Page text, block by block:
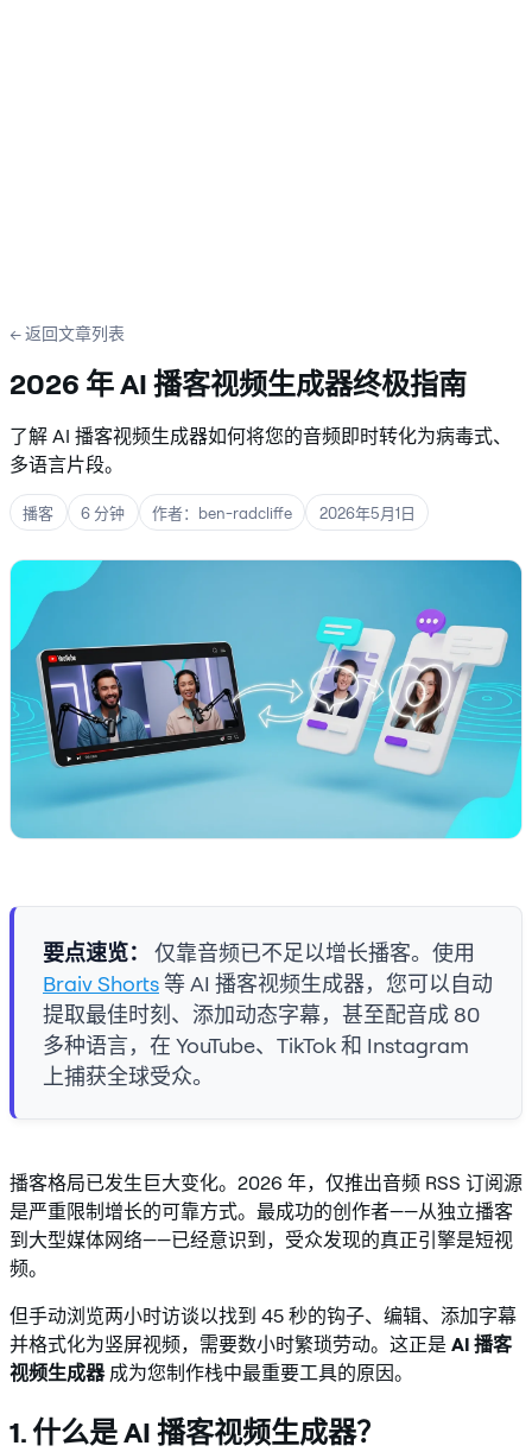
← 返回文章列表
2026 年 AI 播客视频生成器终极指南
了解 AI 播客视频生成器如何将您的音频即时转化为病毒式、
多语言片段。
播客 6 分钟 作者：ben-radcliffe 2026年5月1日
要点速览：
仅靠音频已不足以增长播客。使用
Braiv Shorts等 AI 播客视频生成器，您可以自动
提取最佳时刻、添加动态字幕，甚至配音成 80
多种语言，在 YouTube、TikTok 和 Instagram
上捕获全球受众。
播客格局已发生巨大变化。2026 年，仅推出音频 RSS 订阅源
是严重限制增长的可靠方式。最成功的创作者——从独立播客
到大型媒体网络——已经意识到，受众发现的真正引擎是短视
频。
但手动浏览两小时访谈以找到 45 秒的钩子、编辑、添加字幕
并格式化为竖屏视频，需要数小时繁琐劳动。这正是 AI 播客
视频生成器成为您制作栈中最重要工具的原因。
1. 什么是 AI 播客视频生成器？